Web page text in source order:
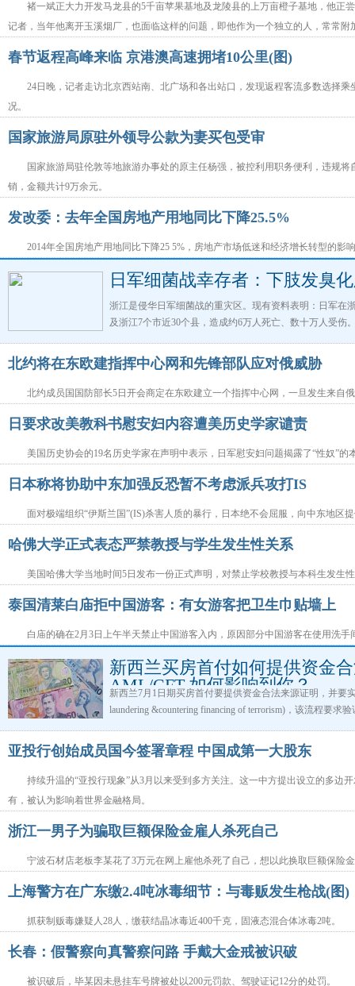
褚一斌正大力开发马龙县的5千亩苹果基地及龙陵县的上万亩橙子基地，他正
记者，当年他离开玉溪烟厂，也面临这样的问题，即他作为一个独立的人，常常附
春节返程高峰来临 京港澳高速拥堵10公里(图)
24日晚，记者走访北京西站南、北广场和各出站口，发现返程客流多数选择
况。
国家旅游局原驻外领导公款为妻买包受审
国家旅游局驻伦敦等地旅游办事处的原主任杨强，被控利用职务便利，违规
销，金额共计9万余元。
发改委：去年全国房地产用地同比下降25.5%
2014年全国房地产用地同比下降25 5%，房地产市场低迷和经济增长转型的影
日军细菌战幸存者：下肢发臭
浙江是侵华日军细菌战的重灾区。现有资料表明：日军在
及浙江7个市近30个县，造成约6万人死亡、数十万人受伤
北约将在东欧建指挥中心网和先锋部队应对俄威胁
北约成员国国防部长5日开会商定在东欧建立一个指挥中心网，一旦发生来自
日要求改美教科书慰安妇内容遭美历史学家谴责
美国历史协会的19名历史学家在声明中表示，日军慰安妇问题揭露了“性奴”的
日本称将协助中东加强反恐暂不考虑派兵攻打IS
面对极端组织“伊斯兰国”(IS)杀害人质的暴行，日本绝不会屈服，向中东地区
哈佛大学正式表态严禁教授与学生发生性关系
美国哈佛大学当地时间5日发布一份正式声明，对禁止学校教授与本科生发生
泰国清莱白庙拒中国游客：有女游客把卫生巾贴墙上
白庙的确在2月3日上午半天禁止中国游客入内，原因部分中国游客在使用洗
新西兰买房首付如何提供资金
AML/CFT 如何影响到你？
新西兰7月1日期买房首付要提供资金合法来源证明，并要
laundering &countering financing of terrorism)，该流程要求
洗钱”路演。AML/CFT 如何影响到你？
亚投行创始成员国今签署章程 中国成第一大股东
持续升温的“亚投行现象”从3月以来受到多方关注。这一中方提出设立的多边
有，被认为影响着世界金融格局。
浙江一男子为骗取巨额保险金雇人杀死自己
宁波石材店老板李某花了3万元在网上雇他杀死了自己，想以此换取巨额保险
上海警方在广东缴2.4吨冰毒细节：与毒贩发生枪战(图)
抓获制贩毒嫌疑人28人，缴获结晶冰毒近400千克，固液态混合体冰毒2吨。
长春：假警察向真警察问路 手戴大金戒被识破
被识破后，毕某因未悬挂车号牌被处以200元罚款、驾驶证记12分的处罚。